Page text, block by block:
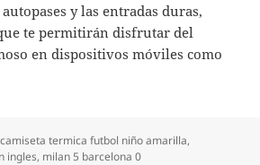
y las entradas duras,
te permitirán disfrutar del
en dispositivos móviles como
Etiquetas
camiseta termica futbol niño amarilla,
ingles, milan 5 barcelona 0